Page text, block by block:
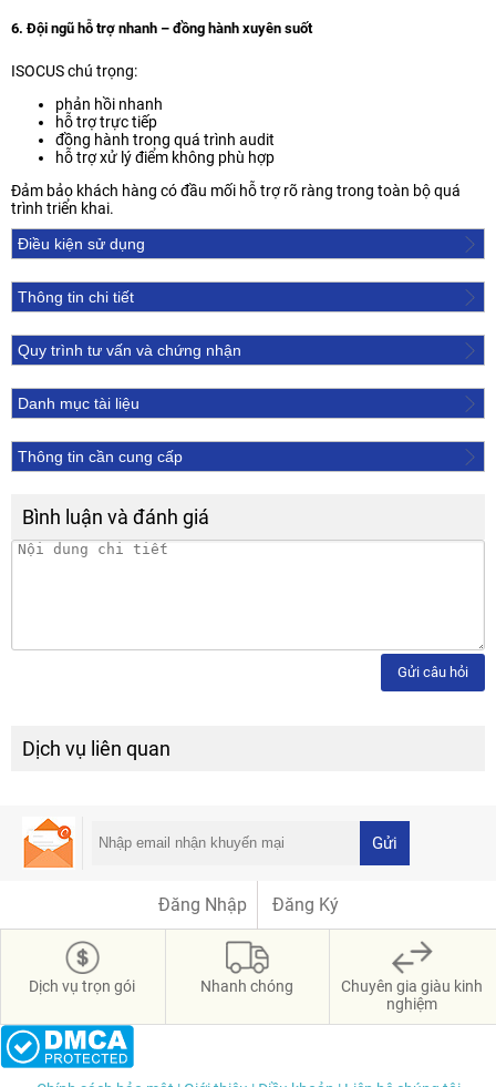
6. Đội ngũ hỗ trợ nhanh – đồng hành xuyên suốt
ISOCUS chú trọng:
phản hồi nhanh
hỗ trợ trực tiếp
đồng hành trong quá trình audit
hỗ trợ xử lý điểm không phù hợp
Đảm bảo khách hàng có đầu mối hỗ trợ rõ ràng trong toàn bộ quá
trình triển khai.
Điều kiện sử dụng
Thông tin chi tiết
Quy trình tư vấn và chứng nhận
Danh mục tài liệu
Thông tin cần cung cấp
Bình luận và đánh giá
Gửi câu hỏi
Dịch vụ liên quan
Gửi
Đăng Nhập Đăng Ký
Dịch vụ trọn gói Nhanh chóng
Chuyên gia giàu kinh
nghiệm